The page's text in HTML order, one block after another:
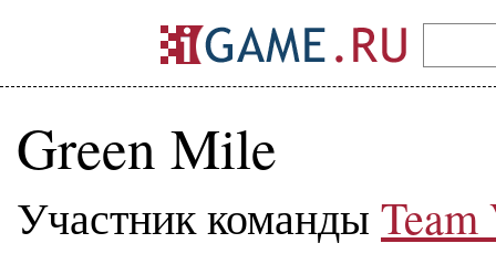
Green Mile
Участник команды Team